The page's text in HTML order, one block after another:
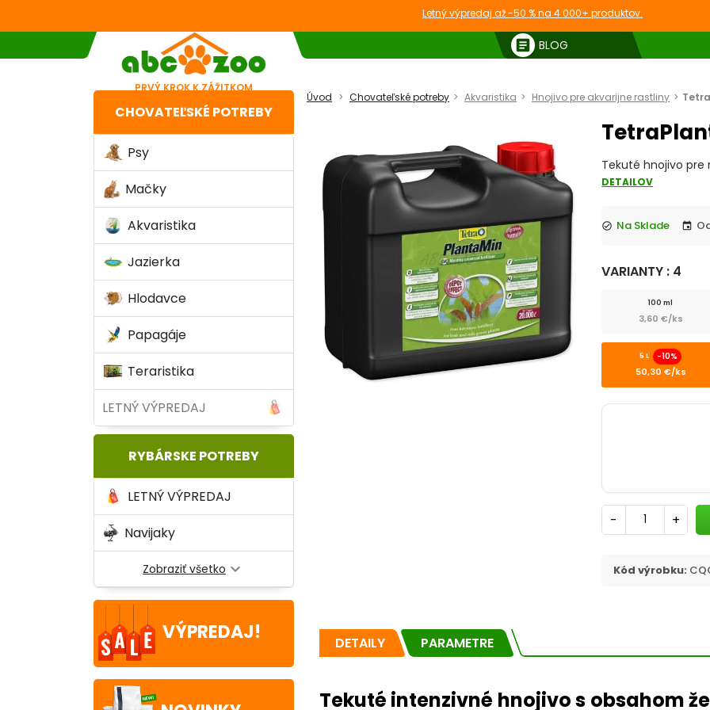
Letný výpredaj až -50 % na 4 000+ produktov.
PRVÝ KROK K ZÁŽITKOM
article BLOG
CHOVATEĽSKÉ POTREBY
Psy
Mačky
Akvaristika
Jazierka
Hlodavce
Papagáje
Teraristika
LETNÝ VÝPREDAJ
RYBÁRSKE POTREBY
LETNÝ VÝPREDAJ
Navijaky
Zobraziť všetko expand_more
VÝPREDAJ!
Úvod Chovateľské potreby Akvaristika Hnojivo pre akvarijne rastliny
Tekuté hnojivo pre
DETAILOV
check_circle Na Sklade event
VARIANTY : 4
100 ml
3,60 €/ks
5 L -10%
50,30 €/ks
- +
Kód výrobku:
DETAILY PARAMETRE
Tekuté intenzivné hnojivo s obsahom